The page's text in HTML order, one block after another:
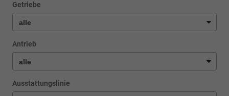
Getriebe
Antrieb
Ausstattungslinie